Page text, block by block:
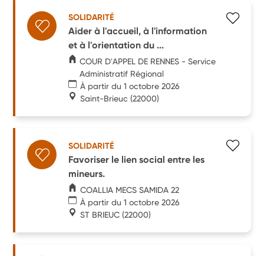
SOLIDARITÉ
Aider à l'accueil, à l'information
et à l'orientation du ...
COUR D'APPEL DE RENNES - Service
Administratif Régional
À partir du 1 octobre 2026
Saint-Brieuc (22000)
SOLIDARITÉ
Favoriser le lien social entre les
mineurs.
COALLIA MECS SAMIDA 22
À partir du 1 octobre 2026
ST BRIEUC (22000)